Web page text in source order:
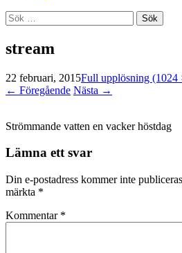
Sök
efter:
stream
22 februari, 2015Full upplösning (1024
← Föregående Nästa →
Strömmande vatten en vacker höstdag
Lämna ett svar
Din e-postadress kommer inte
märkta *
Kommentar *